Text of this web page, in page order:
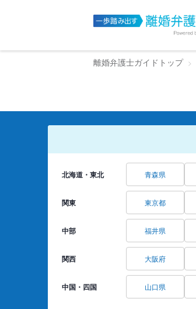
離婚弁護士ガイドトップ
北海道・東北 青森県
関東 東京都
中部 福井県
関西 大阪府
中国・四国 山口県